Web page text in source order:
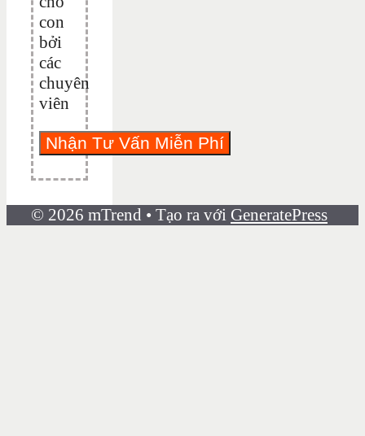
con
bởi
các
chuyên
viên
© 2026 mTrend • Tạo ra với GeneratePress